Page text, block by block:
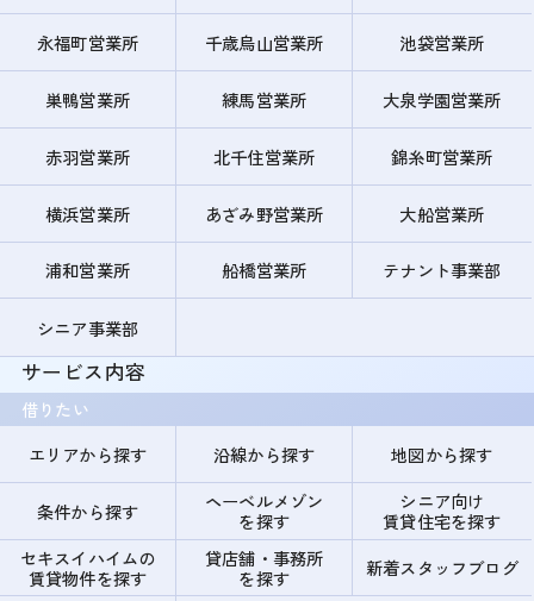
永福町営業所 千歳烏山営業所 池袋営業所
巣鴨営業所 練馬営業所 大泉学園営業所
赤羽営業所 北千住営業所 錦糸町営業所
横浜営業所 あざみ野営業所 大船営業所
浦和営業所 船橋営業所 テナント事業部
シニア事業部
サービス内容
借りたい
エリアから探す
沿線から探す 地図から探す
条件から探す
ヘーベルメゾン
を探す
シニア向け
賃貸住宅を探す
セキスイハイムの
賃貸物件を探す
貸店舗・事務所
を探す
新着スタッフブログ